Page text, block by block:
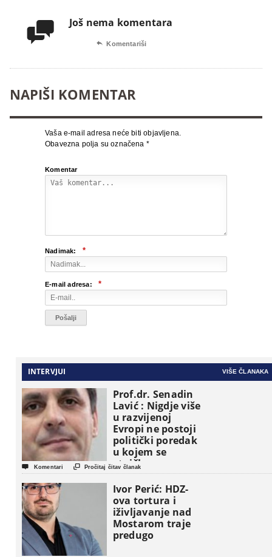
 Još nema komentara
 Komentariši
NAPIŠI KOMENTAR
Vaša e-mail adresa neće biti objavljena.
Obavezna polja su označena *
Komentar
Nadimak: *
E-mail adresa: *
INTERVJUI VIŠE ČLANAKA
Prof.dr. Senadin
Lavić : Nigdje više
u razvijenoj
Evropi ne postoji
politički poredak
u kojem se
etničke grupe
pojavljuju kao
osnovne
političke jedinice
 Komentari  Pročitaj čitav članak
Ivor Perić: HDZ-
ova tortura i
iživljavanje nad
Mostarom traje
predugo